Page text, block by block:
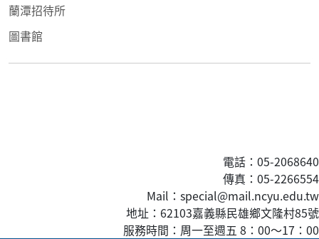
蘭潭招待所
圖書館
電話：05-2068640
傳真 ：05-2266554
Mail：special@mail.ncyu.edu.tw
地址：62103嘉義縣民雄鄉文隆村85號
服務時間：周一至週五 8：00～17：00